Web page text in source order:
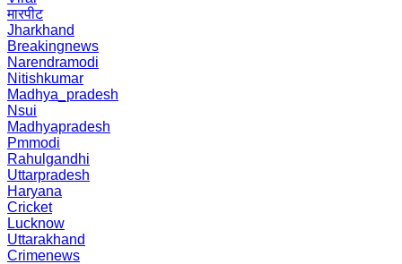
मारपीट
Jharkhand
Breakingnews
Narendramodi
Nitishkumar
Madhya_pradesh
Nsui
Madhyapradesh
Pmmodi
Rahulgandhi
Uttarpradesh
Haryana
Cricket
Lucknow
Uttarakhand
Crimenews